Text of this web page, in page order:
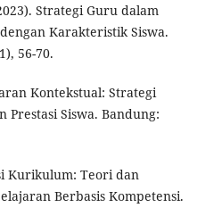
Strategi Guru dalam
Karakteristik Siswa.
56-70.
Kontekstual: Strategi
Siswa. Bandung:
Kurikulum: Teori dan
Berbasis Kompetensi.